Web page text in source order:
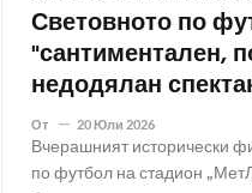
Световното по
"сантиментален,
недодялан
От 20 Юли 2026
Вчерашният исторически
по футбол на стадион